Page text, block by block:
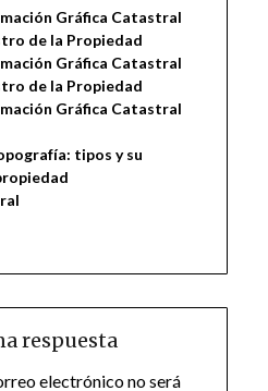
Gráfica Catastral
de la Propiedad
Gráfica Catastral
de la Propiedad
Gráfica Catastral
tipos y su
respuesta
electrónico no será